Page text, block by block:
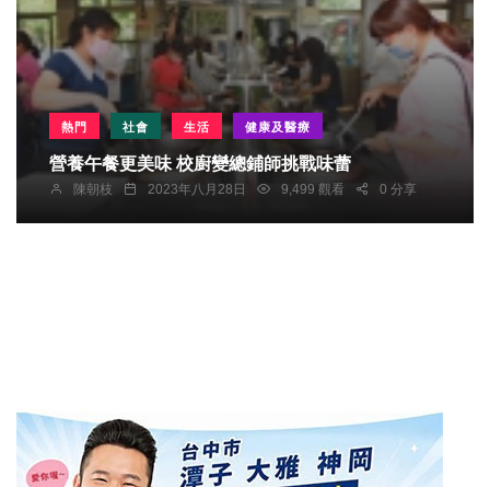
熱門 社會 生活 健康及醫療
營養午餐更美味 校廚變總鋪師挑戰味蕾
陳朝枝 2023年八月28日 9,499 觀看 0 分享